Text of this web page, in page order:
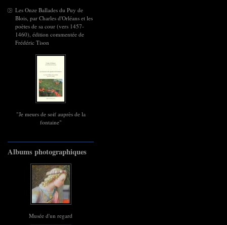
Les Onze Ballades du Puy de
Blois, par Charles d'Orléans et les
poètes de sa cour (vers 1457-
1460), édition commentée de
Frédéric Tison
"Je meurs de soif auprès de la
fontaine"
Albums photographiques
Musée d'un regard